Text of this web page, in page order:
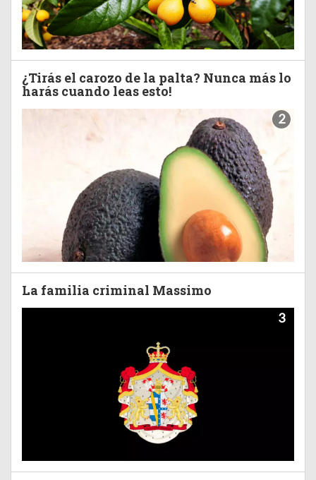
¿Tirás el carozo de la palta? Nunca más lo
harás cuando leas esto!
2
La familia criminal Massimo
3